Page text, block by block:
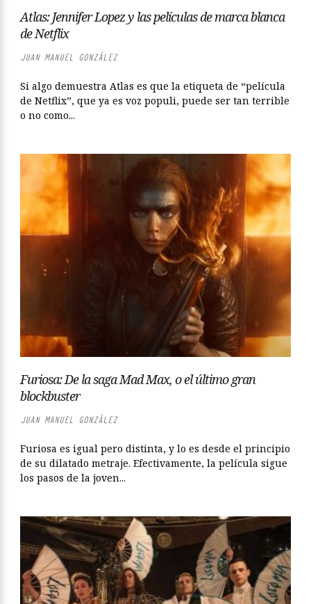
Atlas: Jennifer Lopez y las películas de marca blanca
de Netflix
JUAN MANUEL GONZÁLEZ
Si algo demuestra Atlas es que la etiqueta de “película
de Netflix”, que ya es voz populi, puede ser tan terrible
o no como...
Furiosa: De la saga Mad Max, o el último gran
blockbuster
JUAN MANUEL GONZÁLEZ
Furiosa es igual pero distinta, y lo es desde el principio
de su dilatado metraje. Efectivamente, la película sigue
los pasos de la joven...